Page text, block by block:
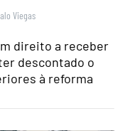
Viegas
direito a receber
descontado o
à reforma